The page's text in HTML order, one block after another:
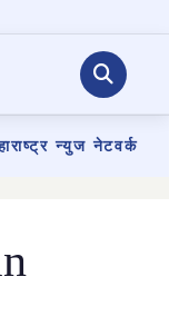
न्युज नेटवर्क